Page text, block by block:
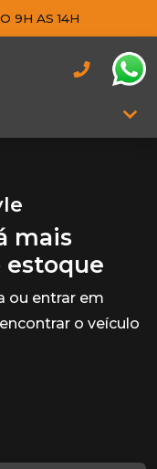
9H AS 14H
mais
estoque
ou entrar em
o veículo